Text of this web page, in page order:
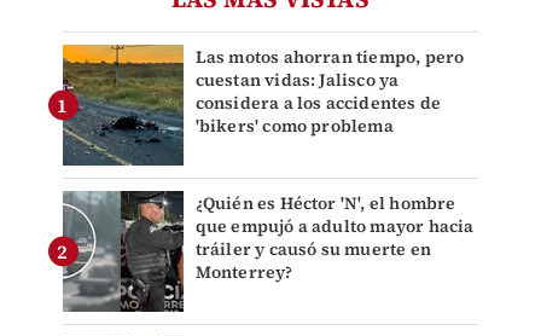
Las motos ahorran tiempo, pero
cuestan vidas: Jalisco ya
considera a los accidentes de
'bikers' como problema
¿Quién es Héctor 'N', el hombre
que empujó a adulto mayor hacia
tráiler y causó su muerte en
Monterrey?